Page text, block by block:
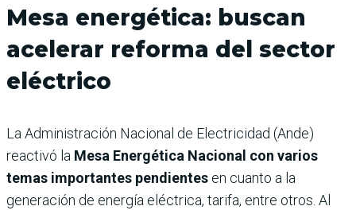
Mesa energética: buscan
acelerar reforma del sector
eléctrico
La Administración Nacional de Electricidad (Ande)
reactivó la Mesa Energética Nacional con varios
temas importantes pendientes en cuanto a la
generación de energía eléctrica, tarifa, entre otros. Al